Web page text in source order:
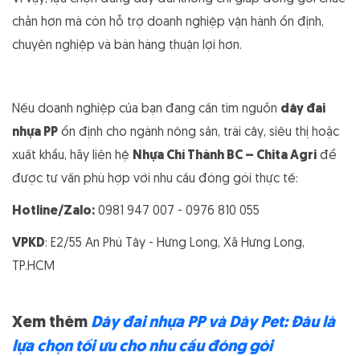
chắn hơn mà còn hỗ trợ doanh nghiệp vận hành ổn định,
chuyên nghiệp và bán hàng thuận lợi hơn.
Nếu doanh nghiệp của bạn đang cần tìm nguồn dây đai
nhựa PP ổn định cho ngành nông sản, trái cây, siêu thị hoặc
xuất khẩu, hãy liên hệ Nhựa Chí Thành BC – Chita Agri để
được tư vấn phù hợp với nhu cầu đóng gói thực tế:
Hotline/Zalo: 0981 947 007 - 0976 810 055
VPKD: E2/55 An Phú Tây - Hưng Long, Xã Hưng Long,
TP.HCM
Xem thêm Dây đai nhựa PP và Dây Pet: Đâu là
lựa chọn tối ưu cho nhu cầu đóng gói